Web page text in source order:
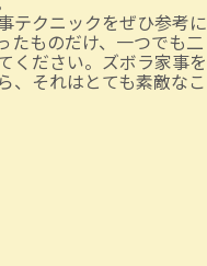
テクニックをぜひ参考に
たものだけ、一つでも二
ください。ズボラ家事を
、それはとても素敵なこ